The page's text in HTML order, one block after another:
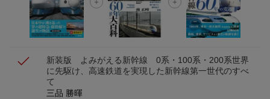
条件達成で楽天限定・宝塚歌劇 宙組貸切公演ペアチケット
が当たる
新装版 よみがえる新幹線 0系・100系・200系世界
に先駆け、高速鉄道を実現した新幹線第一世代のすべ
て
三品 勝暉